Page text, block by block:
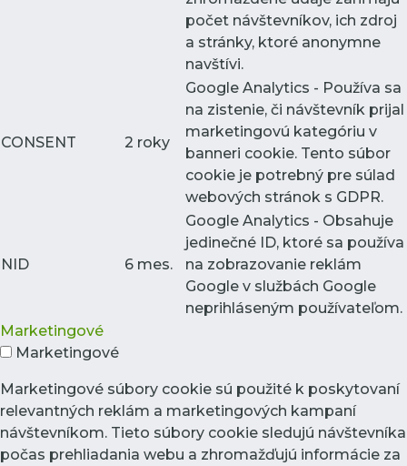
počet návštevníkov, ich zdroj
a stránky, ktoré anonymne
navštívi.
CONSENT 2 roky
Google Analytics - Používa sa
na zistenie, či návštevník prijal
marketingovú kategóriu v
banneri cookie. Tento súbor
cookie je potrebný pre súlad
webových stránok s GDPR.
NID 6 mes.
Google Analytics - Obsahuje
jedinečné ID, ktoré sa používa
na zobrazovanie reklám
Google v službách Google
neprihláseným používateľom.
Marketingové
Marketingové
Marketingové súbory cookie sú použité k poskytovaní
relevantných reklám a marketingových kampaní
návštevníkom. Tieto súbory cookie sledujú návštevníka
počas prehliadania webu a zhromažďujú informácie za